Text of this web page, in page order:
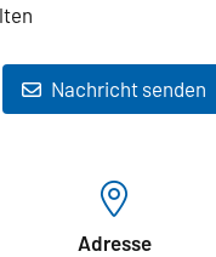
Nachricht senden
Adresse